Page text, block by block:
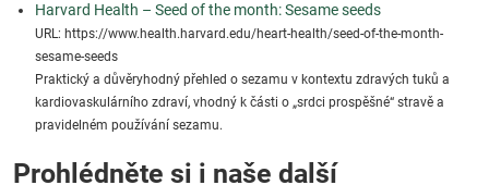
Harvard Health – Seed of the month: Sesame seeds
URL: https://www.health.harvard.edu/heart-health/seed-of-the-month-
sesame-seeds
Praktický a důvěryhodný přehled o sezamu v kontextu zdravých tuků a
kardiovaskulárního zdraví, vhodný k části o „srdci prospěšné“ stravě a
pravidelném používání sezamu.
Prohlédněte si i naše další